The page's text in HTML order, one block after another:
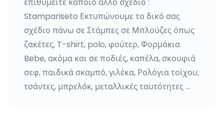
Stampariseto Εκτυπώνουμε το δικό σας
σχέδιο πάνω σε Στάμπες σε Μπλούζες όπως
ζακέτες, T-shirt, polo, φούτερ, Φορμάκια
Bebe, ακόμα και σε ποδιές, καπέλα, σκουφιά
σεφ, παιδικά σκαμπό, γιλέκα, Ρολόγια τοίχου,
τσάντες, μπρελόκ, μεταλλικές ταυτότητες …